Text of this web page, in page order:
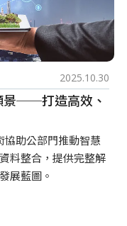
2025.10.30
景──打造高效、
助公部門推動智慧
料整合，提供完整解
展藍圖。